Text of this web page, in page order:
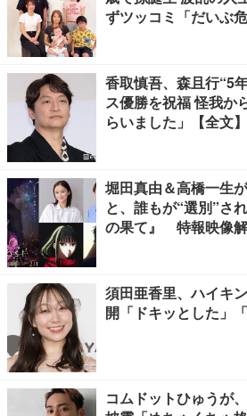
ずツッコミ「だいぶ
香取慎吾、森且行“5
ス優勝を祝福 怪我か
らいました」【全文】
堀田真由＆高橋一生
と、誰もが“選別”
の果て』 特報映像
須田亜香里、ハイキ
開「ドキッとした」
コムドットひゅうが